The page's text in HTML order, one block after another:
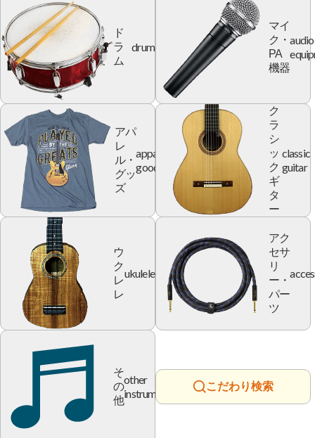
ド
ラ
ム
drum
マイ
ク・
PA
機器
audio
アパ
レ
ル・
グッ
ズ
apparel
goods
ク
ラ
シ
ッ
ク
ギ
タ
ー
classic
guitar
ウ
ク
レ
レ
ukulele
アク
セサ
リ
ー・
パー
ツ
そ
の
他
other
instrument
こだわり検索